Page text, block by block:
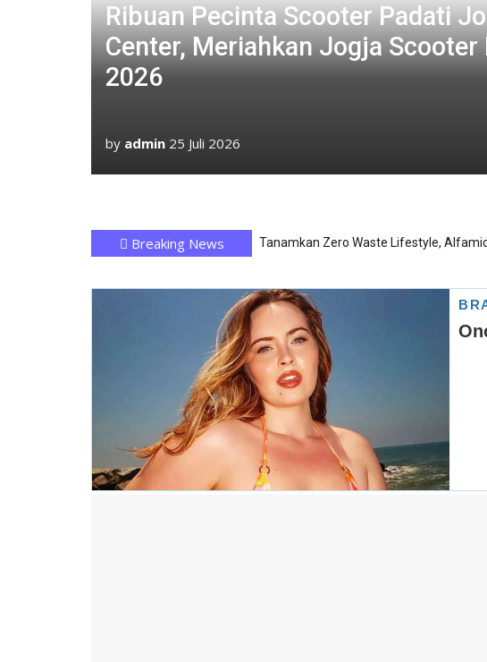
Ribuan Pecinta Scooter Padati
Center, Meriahkan Jogja Scooter
2026
by admin 25 Juli 2026
Breaking News Apresiasi Loyalitas Karyawan, HS